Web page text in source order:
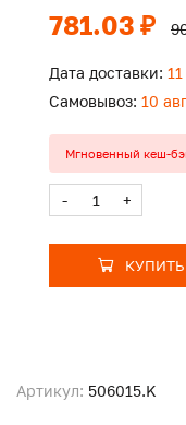
Артикул: 506015.K
781.03 ₽
Дата доставки:
Самовывоз: 10
Мгновенный кеш-
- +
КУПИТЬ